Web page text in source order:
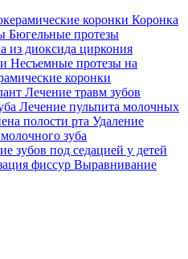
коронки Коронка
Бюгельные протезы
из диоксида циркония
Несъемные протезы на
коронки
Лечение травм зубов
Лечение пульпита молочных
полости рта Удаление
зуба
зубов под седацией у детей
фиссур Выравнивание